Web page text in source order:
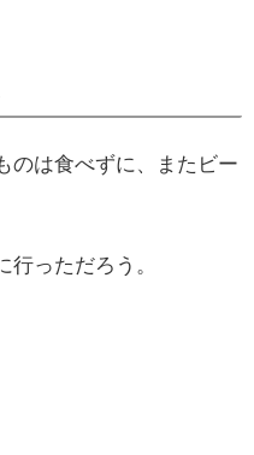
のは食べずに、またビー
っただろう。